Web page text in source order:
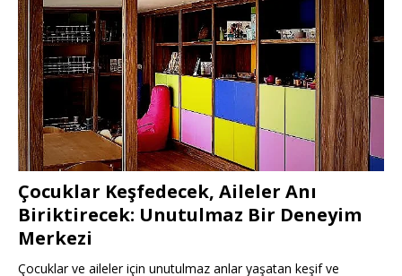
Çocuklar Keşfedecek, Aileler Anı
Biriktirecek: Unutulmaz Bir Deneyim
Merkezi
Çocuklar ve aileler için unutulmaz anlar yaşatan keşif ve